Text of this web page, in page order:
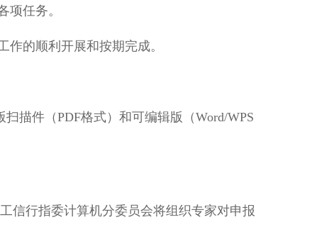
任务。
的顺利开展和按期完成。
描件（PDF格式）和可编辑版（Word/WPS
行指委计算机分委员会将组织专家对申报